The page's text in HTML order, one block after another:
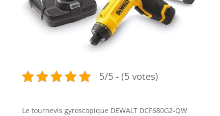
5/5 - (5 votes)
Le tournevis gyroscopique DEWALT DCF680G2-QW